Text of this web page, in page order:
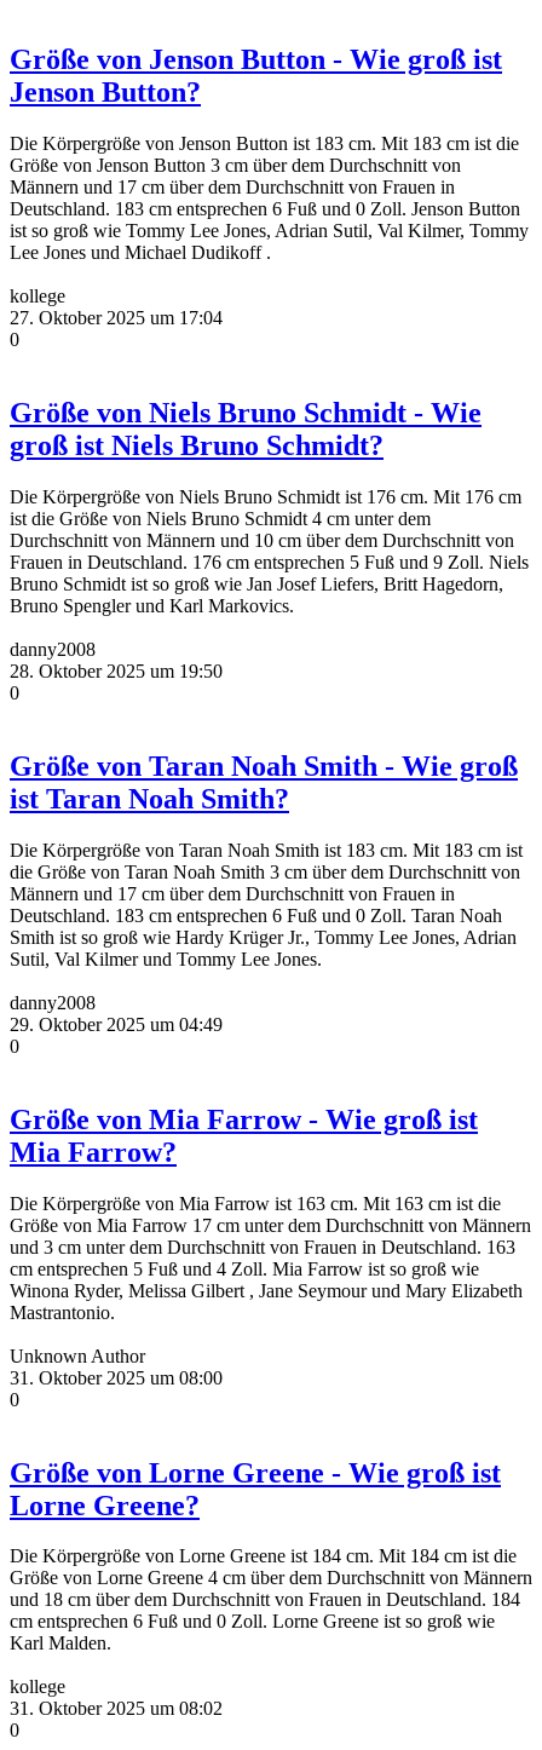
Größe von Jenson Button - Wie groß ist
Jenson Button?
Die Körpergröße von Jenson Button ist 183 cm. Mit 183 cm ist die
Größe von Jenson Button 3 cm über dem Durchschnitt von
Männern und 17 cm über dem Durchschnitt von Frauen in
Deutschland. 183 cm entsprechen 6 Fuß und 0 Zoll. Jenson Button
ist so groß wie Tommy Lee Jones, Adrian Sutil, Val Kilmer, Tommy
Lee Jones und Michael Dudikoff .
kollege
27. Oktober 2025 um 17:04
0
Größe von Niels Bruno Schmidt - Wie
groß ist Niels Bruno Schmidt?
Die Körpergröße von Niels Bruno Schmidt ist 176 cm. Mit 176 cm
ist die Größe von Niels Bruno Schmidt 4 cm unter dem
Durchschnitt von Männern und 10 cm über dem Durchschnitt von
Frauen in Deutschland. 176 cm entsprechen 5 Fuß und 9 Zoll. Niels
Bruno Schmidt ist so groß wie Jan Josef Liefers, Britt Hagedorn,
Bruno Spengler und Karl Markovics.
danny2008
28. Oktober 2025 um 19:50
0
Größe von Taran Noah Smith - Wie groß
ist Taran Noah Smith?
Die Körpergröße von Taran Noah Smith ist 183 cm. Mit 183 cm ist
die Größe von Taran Noah Smith 3 cm über dem Durchschnitt von
Männern und 17 cm über dem Durchschnitt von Frauen in
Deutschland. 183 cm entsprechen 6 Fuß und 0 Zoll. Taran Noah
Smith ist so groß wie Hardy Krüger Jr., Tommy Lee Jones, Adrian
Sutil, Val Kilmer und Tommy Lee Jones.
danny2008
29. Oktober 2025 um 04:49
0
Größe von Mia Farrow - Wie groß ist
Mia Farrow?
Die Körpergröße von Mia Farrow ist 163 cm. Mit 163 cm ist die
Größe von Mia Farrow 17 cm unter dem Durchschnitt von Männern
und 3 cm unter dem Durchschnitt von Frauen in Deutschland. 163
cm entsprechen 5 Fuß und 4 Zoll. Mia Farrow ist so groß wie
Winona Ryder, Melissa Gilbert , Jane Seymour und Mary Elizabeth
Mastrantonio.
Unknown Author
31. Oktober 2025 um 08:00
0
Größe von Lorne Greene - Wie groß ist
Lorne Greene?
Die Körpergröße von Lorne Greene ist 184 cm. Mit 184 cm ist die
Größe von Lorne Greene 4 cm über dem Durchschnitt von Männern
und 18 cm über dem Durchschnitt von Frauen in Deutschland. 184
cm entsprechen 6 Fuß und 0 Zoll. Lorne Greene ist so groß wie
Karl Malden.
kollege
31. Oktober 2025 um 08:02
0